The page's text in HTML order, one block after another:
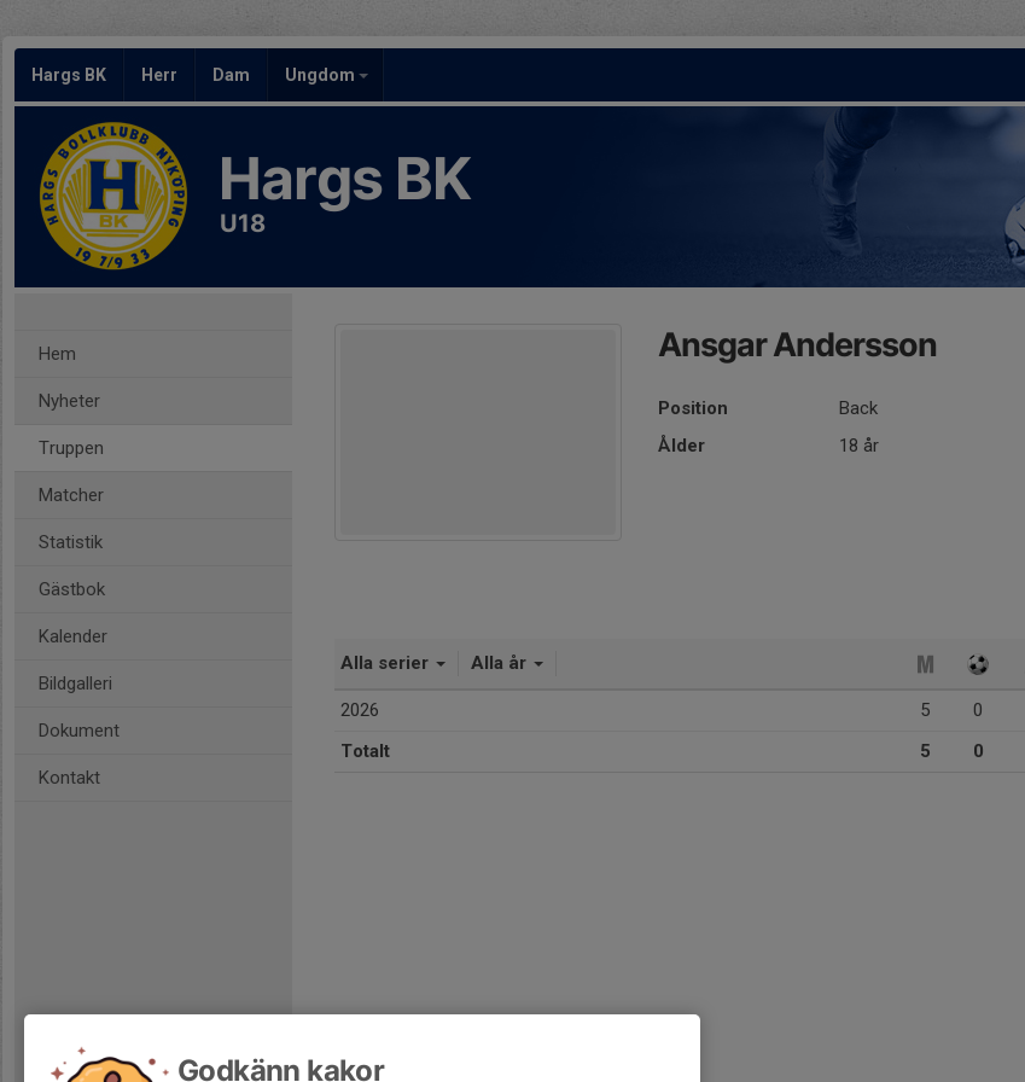
Hargs BK Herr Dam Ungdom
Hargs BK
U18
Hem
Nyheter
Truppen
Matcher
Statistik
Gästbok
Kalender
Bildgalleri
Dokument
Kontakt
Ansgar Andersson
Position
Back
Ålder
18 år
Alla serier Alla år
2026 5 0
Totalt
5 0
Godkänn kakor